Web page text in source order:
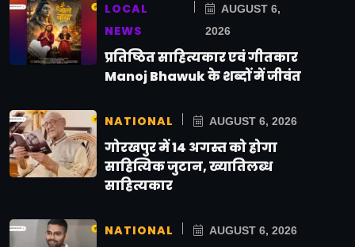
LOCAL
NEWS
AUGUST 6,
2026
प्रतिष्ठित साहित्यकार एवं गीतकार
Manoj Bhawuk के शब्दों में जीवंत
NATIONAL AUGUST 6, 2026
गोरखपुर में 14 अगस्त को होगा
साहित्यिक जुटान, ख्यातिलब्ध
साहित्यकार
NATIONAL AUGUST 6, 2026